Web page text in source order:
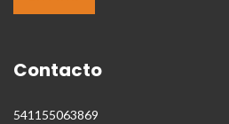
Contacto
541155063869